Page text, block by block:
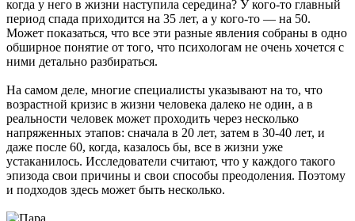
когда у него в жизни наступила середина? У кого-то главный
период спада приходится на 35 лет, а у кого-то — на 50.
Может показаться, что все эти разные явления собраны в одно
обширное понятие от того, что психологам не очень хочется с
ними детально разбираться.
На самом деле, многие специалисты указывают на то, что
возрастной кризис в жизни человека далеко не один, а в
реальности человек может проходить через несколько
напряженных этапов: сначала в 20 лет, затем в 30-40 лет, и
даже после 60, когда, казалось бы, все в жизни уже
устаканилось. Исследователи считают, что у каждого такого
эпизода свои причины и свои способы преодоления. Поэтому
и подходов здесь может быть несколько.